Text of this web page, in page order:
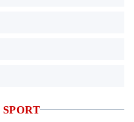
SPORT